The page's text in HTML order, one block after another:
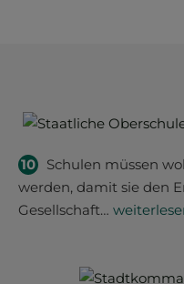
10
Schulen müssen
werden, damit sie den
Gesellschaft…